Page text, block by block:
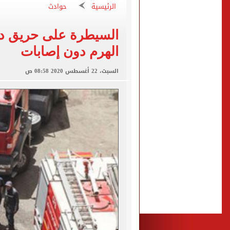
برشلونة يطرح تذاكر
الرئيسية حوادث
السيطرة على
الهرم دون إصابات
السبت، 22 أغسطس 2020 08:58 ص